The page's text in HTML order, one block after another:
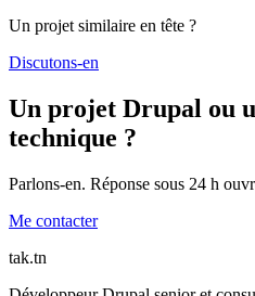
Un projet similaire en tête ?
Discutons-en
Un projet Drupal ou
technique ?
Parlons-en. Réponse sous 24 h
Me contacter
tak.tn